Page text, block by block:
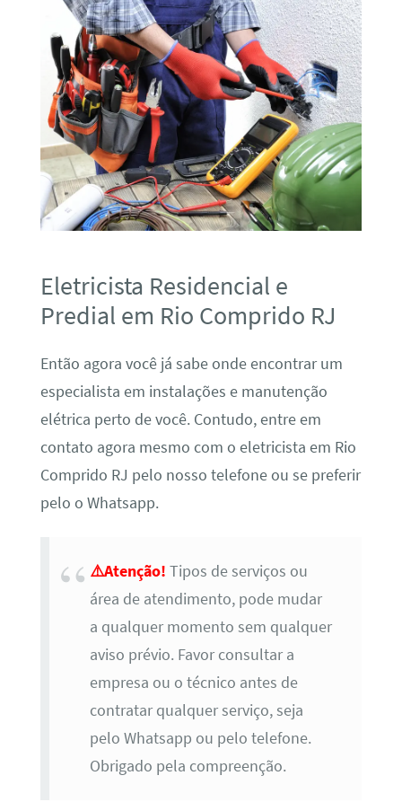
Eletricista Residencial e
Predial em Rio Comprido RJ
Então agora você já sabe onde encontrar um
especialista em instalações e manutenção
elétrica perto de você. Contudo, entre em
contato agora mesmo com o eletricista em Rio
Comprido RJ pelo nosso telefone ou se preferir
pelo o Whatsapp.
⚠️Atenção! Tipos de serviços ou
área de atendimento, pode mudar
a qualquer momento sem qualquer
aviso prévio. Favor consultar a
empresa ou o técnico antes de
contratar qualquer serviço, seja
pelo Whatsapp ou pelo telefone.
Obrigado pela compreenção.